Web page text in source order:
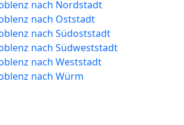
nach Nordstadt
nach Oststadt
nach Südoststadt
nach Südweststadt
nach Weststadt
nach Würm